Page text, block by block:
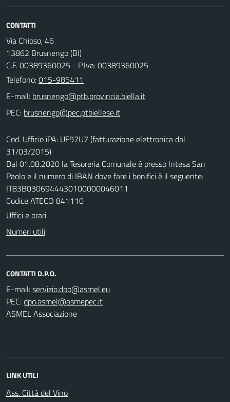
CONTATTI
Via Chioso, 46
13862 Brusnengo (BI)
C.F. 00389360025 - P.Iva: 00389360025
Telefono:015-985411
E-mail:
PEC:
Cod. Ufficio iPA: UF97U7 (fatturazione elettronica dal
31/03/2015)
Dal 01.08.2020 la Tesoreria Comunale è presso Intesa San
Paolo e il numero di IBAN dove fare i bonifici è il seguente:
IT83B0306944430100000046011
Codice ATECO 841110
Uffici e orari
Numeri utili
CONTATTI D.P.O.
E-mail:
PEC:
ASMEL Associazione
LINK UTILI
Ass. Città del Vino